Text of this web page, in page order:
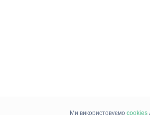
Ми використовуємо cookies